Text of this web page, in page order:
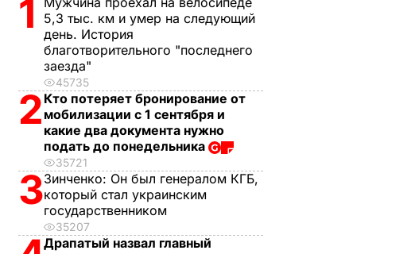
1
5,3 тыс. км и умер на следующий
день. История
благотворительного "последнего
заезда"
45735
2 Кто потеряет бронирование от
мобилизации с 1 сентября и
какие два документа нужно
подать до понедельника
35721
3Зинченко: Он был генералом КГБ,
который стал украинским
государственником
35207
Драпатый назвал главный